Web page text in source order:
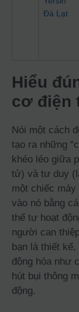
Đà Lạt
Hiểu
cơ điện
Nói một cách
tạo ra những
khéo léo giữa
tử) và tư duy
một chiếc máy
vào nó bằng
thể tự hoạt
người can
bạn là thiết
động hóa như
hút bụi thông
động.